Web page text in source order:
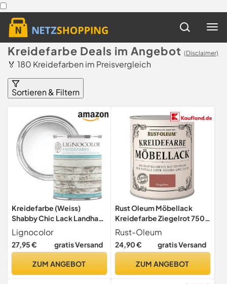
Kreidefarbe Deals im Angebot (Disclaimer)
🏅 180 Kreidefarben im Preisvergleich
Sortieren & Filtern
Kreidefarbe (Weiss)
Shabby Chic Lack Landhaus
Stil Vintage Look Chalky
1kg
Lignocolor
27,95 € gratis Versand
ZUM ANGEBOT
Rust Oleum Möbellack
Kreidefarbe Ziegelrot 750
ml
Rust-Oleum
24,90 € gratis Versand
ZUM ANGEBOT